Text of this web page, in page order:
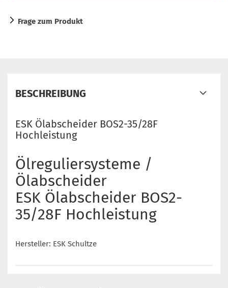
Frage zum Produkt
BESCHREIBUNG
ESK Ölabscheider BOS2-35/28F
Hochleistung
Ölreguliersysteme /
Ölabscheider
ESK Ölabscheider BOS2-
35/28F Hochleistung
Hersteller: ESK Schultze